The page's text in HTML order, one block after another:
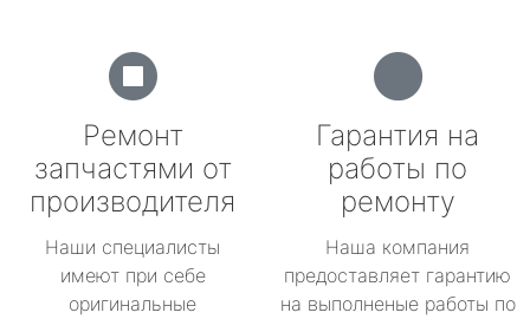
Ремонт
запчастями от
производителя
Наши специалисты
имеют при себе
оригинальные
Гарантия на
работы по
ремонту
Наша компания
предоставляет гарантию
на выполненые работы по